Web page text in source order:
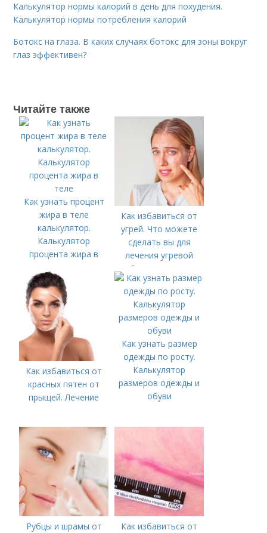
Калькулятор нормы калорий в день для похудения.
Калькулятор нормы потребления калорий
Ботокс на глаза. В каких случаях ботокс для зоны вокруг
глаз эффективен?
Читайте также
Как узнать процент
жира в теле
калькулятор.
Калькулятор
процента жира в
Как избавиться от
угрей. Что можете
сделать вы для
лечения угревой
болезни (акне)
Как избавиться от
красных пятен от
прыщей. Лечение
Как узнать размер
одежды по росту.
Калькулятор
размеров одежды и
обуви
Рубцы и шрамы от
Как избавиться от